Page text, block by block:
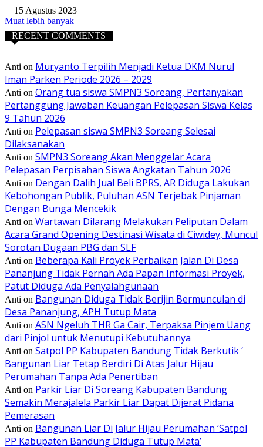
15 Agustus 2023
Muat lebih banyak
RECENT COMMENTS
Anti on Muryanto Terpilih Menjadi Ketua DKM Nurul
Iman Parken Periode 2026 – 2029
Anti on Orang tua siswa SMPN3 Soreang, Pertanyakan
Pertanggung Jawaban Keuangan Pelepasan Siswa Kelas
9 Tahun 2026
Anti on Pelepasan siswa SMPN3 Soreang Selesai
Dilaksanakan
Anti on SMPN3 Soreang Akan Menggelar Acara
Pelepasan Perpisahan Siswa Angkatan Tahun 2026
Anti on Dengan Dalih Jual Beli BPRS, AR Diduga Lakukan
Kebohongan Publik, Puluhan ASN Terjebak Pinjaman
Dengan Bunga Mencekik
Anti on Wartawan Dilarang Melakukan Peliputan Dalam
Acara Grand Opening Destinasi Wisata di Ciwidey, Muncul
Sorotan Dugaan PBG dan SLF
Anti on Beberapa Kali Proyek Perbaikan Jalan Di Desa
Pananjung Tidak Pernah Ada Papan Informasi Proyek,
Patut Diduga Ada Penyalahgunaan
Anti on Bangunan Diduga Tidak Berijin Bermunculan di
Desa Pananjung, APH Tutup Mata
Anti on ASN Ngeluh THR Ga Cair, Terpaksa Pinjem Uang
dari Pinjol untuk Menutupi Kebutuhannya
Anti on Satpol PP Kabupaten Bandung Tidak Berkutik ‘
Bangunan Liar Tetap Berdiri Di Atas Jalur Hijau
Perumahan Tanpa Ada Penertiban
Anti on Parkir Liar Di Soreang Kabupaten Bandung
Semakin Merajalela Parkir Liar Dapat Dijerat Pidana
Pemerasan
Anti on Bangunan Liar Di Jalur Hijau Perumahan ‘Satpol
PP Kabupaten Bandung Diduga Tutup Mata’